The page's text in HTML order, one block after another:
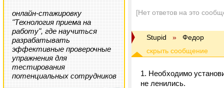
онлайн-стажировку
"Технология приема на
работу", где научиться
разрабатывать
эффективные проверочные
упражнения для
тестирования
потенциальных сотрудников
[Нет ответов на это
Stupid » Федор
1. Необходимо
не ленились.